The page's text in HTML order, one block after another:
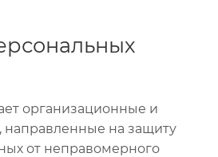
организационные и
направленные на защиту
от неправомерного